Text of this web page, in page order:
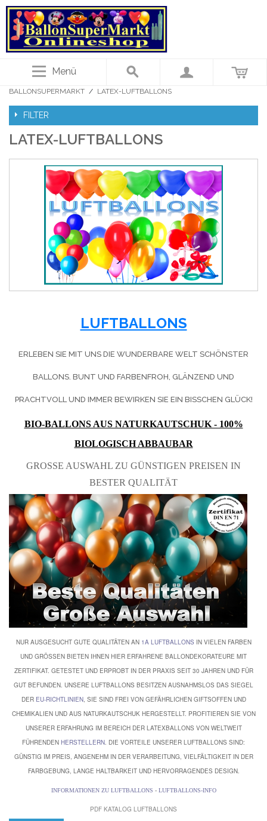
Menü
BALLONSUPERMARKT / LATEX-LUFTBALLONS
FILTER
LATEX-LUFTBALLONS
LUFTBALLONS
ERLEBEN SIE MIT UNS DIE WUNDERBARE WELT SCHÖNSTER
BALLONS. BUNT UND FARBENFROH, GLÄNZEND UND
PRACHTVOLL UND IMMER BEWIRKEN SIE EIN BISSCHEN GLÜCK!
BIO-BALLONS AUS NATURKAUTSCHUK - 100%
BIOLOGISCH ABBAUBAR
GROSSE AUSWAHL ZU GÜNSTIGEN PREISEN IN B
ESTER QUALITÄT
NUR AUSGESUCHT GUTE QUALITÄTEN AN 1A LUFTBALLONSIN VIELEN FARBEN
UND GRÖSSEN BIETEN IHNEN HIER ERFAHRENE BALLONDEKORATEURE MIT Z
ERTIFIKAT. GETESTET UND ERPROBT IN DER PRAXIS SEIT 30 JAHREN UND FÜR G
UT BEFUNDEN. UNSERE LUFTBALLONS BESITZEN AUSNAHMSLOS DAS SIEGEL D
ER EU-RICHTLINIEN, SIE SIND FREI VON GEFÄHRLICHEN GIFTSOFFEN UND
CHEMIKALIEN UND AUS NATURKAUTSCHUK HERGESTELLT. PROFITIEREN SIE VON
UNSERER ERFAHRUNG IM BEREICH DER LATEXBALLONS VON WELTWEIT
FÜHRENDEN HERSTELLERN. DIE VORTEILE UNSERER LUFTBALLONS SIND:
GÜNSTIG IM PREIS, ANGENEHM IN DER VERARBEITUNG, VIELFÄLTIGKEIT IN DER
FARBGEBUNG, LANGE HALTBARKEIT UND HERVORRAGENDES DESIGN.
INFORMATIONEN ZU LUFTBALLONS - LUFTBALLONS-INFO
PDF KATALOG LUFTBALLONS